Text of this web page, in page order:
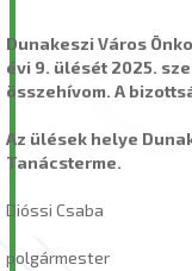
Dunakeszi Város
évi 9. ülését 2025.
összehívom. A
Az ülések helye
Tanácsterme.
Dióssi Csaba
polgármester